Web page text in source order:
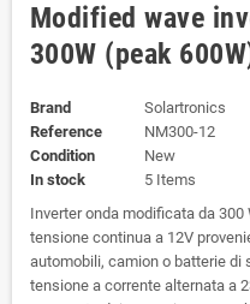
Modified wave
300W (peak
Brand
Solartronics
Reference
NM300-12
Condition
New
In stock
5 Items
Inverter onda modificata da
tensione continua a 12V
automobili, camion o batterie di
tensione a corrente alternata a